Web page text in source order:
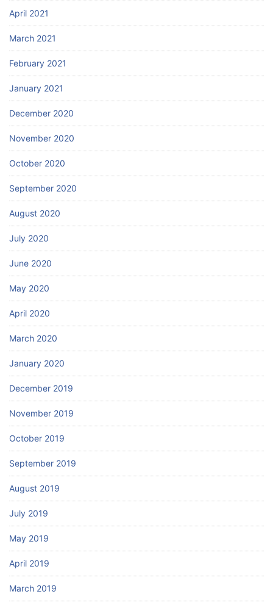
April 2021
March 2021
February 2021
January 2021
December 2020
November 2020
October 2020
September 2020
August 2020
July 2020
June 2020
May 2020
April 2020
March 2020
January 2020
December 2019
November 2019
October 2019
September 2019
August 2019
July 2019
May 2019
April 2019
March 2019